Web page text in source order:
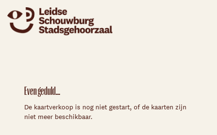
Even geduld...
De kaartverkoop is nog niet gestart, of de kaarten zijn
niet meer beschikbaar.